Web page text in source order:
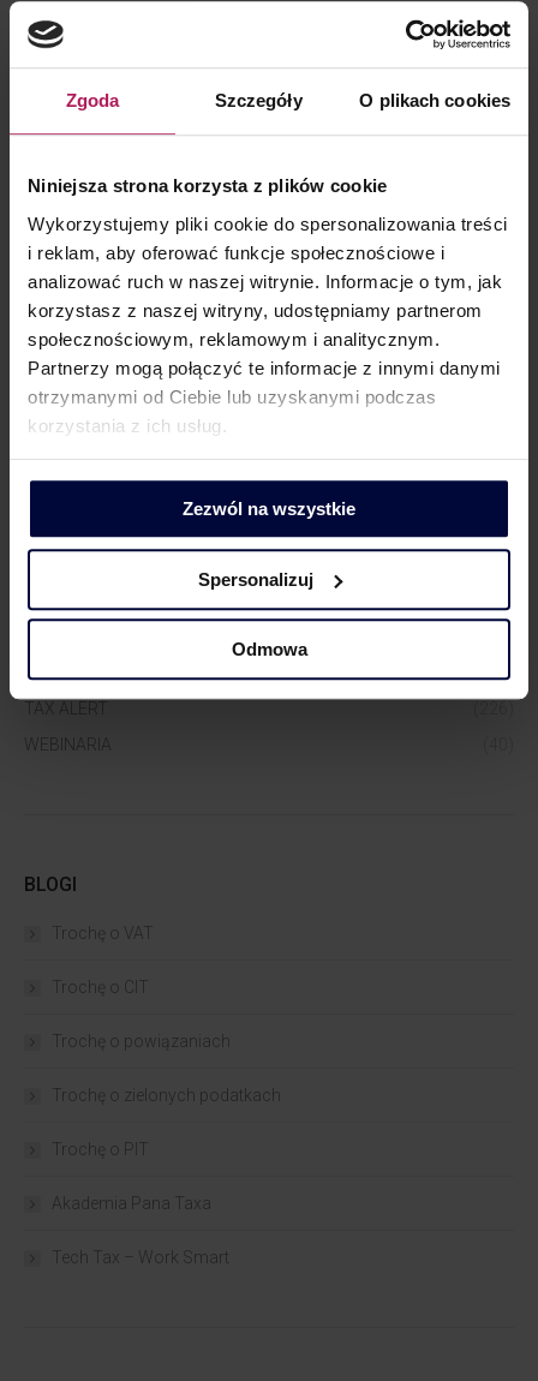
Zgoda Szczegóły O plikach cookies
Niniejsza strona korzysta z plików cookie
Wykorzystujemy pliki cookie do spersonalizowania treści
i reklam, aby oferować funkcje społecznościowe i
analizować ruch w naszej witrynie. Informacje o tym, jak
korzystasz z naszej witryny, udostępniamy partnerom
społecznościowym, reklamowym i analitycznym.
Partnerzy mogą połączyć te informacje z innymi danymi
otrzymanymi od Ciebie lub uzyskanymi podczas
korzystania z ich usług.
Zezwól na wszystkie
Spersonalizuj
Odmowa
Dorota Chruściel-Dziekańska
Lider Obszaru Komunikacji
+48 500 127 570
NASI EKSPERCI W MEDIACH
(1290)
TAX ALERT
WEBINARIA
BLOGI
Trochę o VAT
Trochę o CIT
Trochę o powiązaniach​
Trochę o zielonych podatkach
Trochę o PIT
Akademia Pana Taxa
Tech Tax – Work Smart